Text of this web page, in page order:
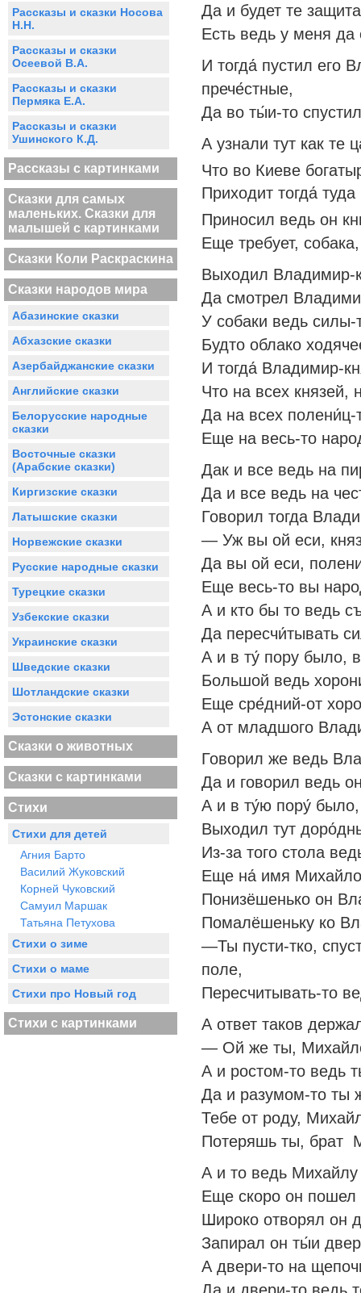
Рассказы и сказки Носова
Н.Н.
Рассказы и сказки
Осеевой В.А.
Рассказы и сказки
Пермяка Е.А.
Рассказы и сказки
Ушинского К.Д.
Рассказы с картинками
Сказки для самых
маленьких. Сказки для
малышей с картинками
Сказки Коли Раскраскина
Сказки народов мира
Абазинские сказки
Абхазские сказки
Азербайджанские сказки
Английские сказки
Белорусские народные
сказки
Восточные сказки
(Арабские сказки)
Киргизские сказки
Латышские сказки
Норвежские сказки
Русские народные сказки
Турецкие сказки
Узбекские сказки
Украинские сказки
Шведские сказки
Шотландские сказки
Эстонские сказки
Сказки о животных
Сказки с картинками
Стихи
Стихи для детей
Агния Барто
Василий Жуковский
Корней Чуковский
Самуил Маршак
Татьяна Петухова
Стихи о зиме
Стихи о маме
Стихи про Новый год
Стихи с картинками
Да и будет те
Есть ведь у меня
И тогда́ пустил его
прече́стные,
Да во ты́и-то
А узнали тут как те
Что во Киеве
Приходит тогда́
Приносил ведь он
Еще требует,
Выходил Владимир-
Да смотрел
У собаки ведь силы-
Будто облако
И тогда́ Владимир-
Что на всех князей,
Да на всех полени́ц-
Еще на весь-то
Дак и все ведь на
Да и все ведь на
Говорил тогда
— Уж вы ой еси,
Да вы ой еси,
Еще весь-то вы
А и кто бы то ведь
Да пересчи́тывать
А и в ту́ пору было,
Большой ведь
Еще сре́дний-от
А от младшого
Говорил же ведь
Да и говорил ведь
А и в ту́ю пору́
Выходил тут
Из-за того стола
Еще на́ имя
Понизёшенько он
Помалёшеньку ко
—Ты пусти-тко,
поле,
Пересчитывать-то
А ответ таков
— Ой же ты,
А и ростом-то ведь
Да и разумом-то ты
Тебе от роду,
Потеряшь ты, брат
А и то ведь Михайлу
Еще скоро он пошел
Широко отворял он
Запирал он ты́и
А двери-то на